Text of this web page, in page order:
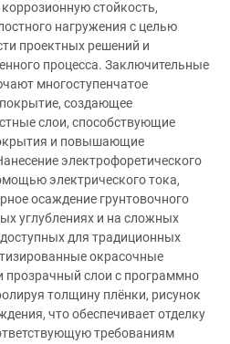
стойкость,
нагружения с целью
проектных решений и
процесса. Заключительные
многоступенчатое
создающее
слои, способствующие
и повышающие
электрофоретического
электрического тока,
осаждение грунтовочного
углублениях и на сложных
для традиционных
окрасочные
прозрачный слои с программно
толщину плёнки, рисунок
что обеспечивает отделку
требованиям